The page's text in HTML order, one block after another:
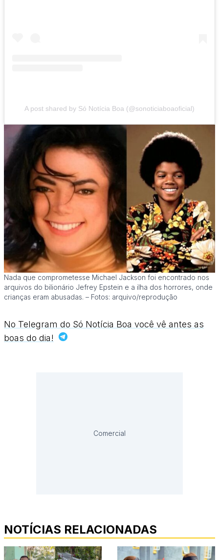
A post shared by Só Notícia Boa (@sonoticiaboaoficial)
Nada que comprometesse Michael Jackson foi encontrado nos
arquivos do bilionário Jefrey Epstein e a ilha dos horrores, onde
crianças eram abusadas. – Fotos: arquivo/reprodução
No Telegram do Só Notícia Boa você vê antes as
boas do dia!
Comercial
NOTÍCIAS RELACIONADAS